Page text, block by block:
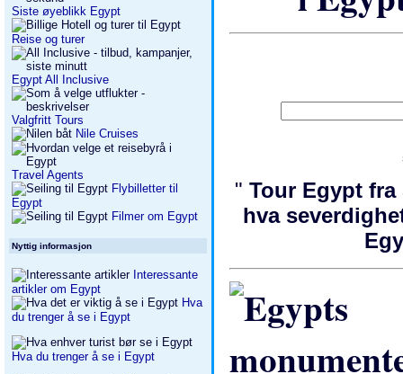
Siste øyeblikk Egypt
Reise og turer
Egypt All Inclusive
Valgfritt Tours
Nile Cruises
Travel Agents
Flybilletter til
Egypt
Filmer om Egypt
Nyttig informasjon
Interessante
artikler om Egypt
Hva
du trenger å se i Egypt
Hva du trenger å se i Egypt
" Tour Egypt
hva